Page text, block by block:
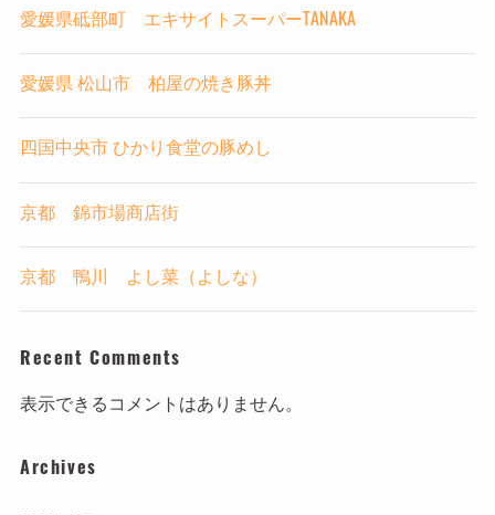
愛媛県砥部町 エキサイトスーパーTANAKA
愛媛県 松山市 柏屋の焼き豚丼
四国中央市 ひかり食堂の豚めし
京都 錦市場商店街
京都 鴨川 よし菜（よしな）
Recent Comments
表示できるコメントはありません。
Archives